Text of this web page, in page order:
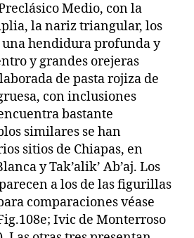
Medio, con la
la nariz triangular, los
una hendidura profunda y
y grandes orejeras
de pasta rojiza de
con inclusiones
bastante
similares se han
sitios de Chiapas, en
y Tak’alik’ Ab’aj. Los
a los de las figurillas
comparaciones véase
Ivic de Monterroso